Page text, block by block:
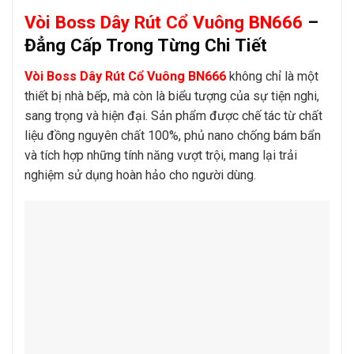
Vòi Boss Dây Rút Cổ Vuông BN666 –
Đẳng Cấp Trong Từng Chi Tiết
Vòi Boss Dây Rút Cổ Vuông BN666 không chỉ là một
thiết bị nhà bếp, mà còn là biểu tượng của sự tiện nghi,
sang trọng và hiện đại. Sản phẩm được chế tác từ chất
liệu đồng nguyên chất 100%, phủ nano chống bám bẩn
và tích hợp những tính năng vượt trội, mang lại trải
nghiệm sử dụng hoàn hảo cho người dùng.